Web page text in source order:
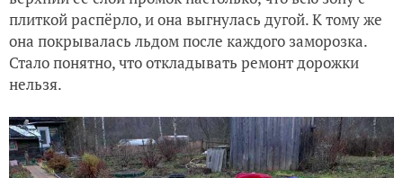
плиткой распёрло, и она выгнулась дугой. К тому же
она покрывалась льдом после каждого заморозка.
Стало понятно, что откладывать ремонт дорожки
нельзя.